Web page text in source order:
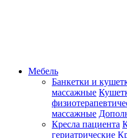
Мебель
Банкетки и
массажные
массажные
Кресла пациента
гериатрические